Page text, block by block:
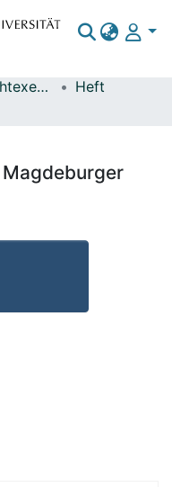
Elektronische Pflichtexemplare
Heft